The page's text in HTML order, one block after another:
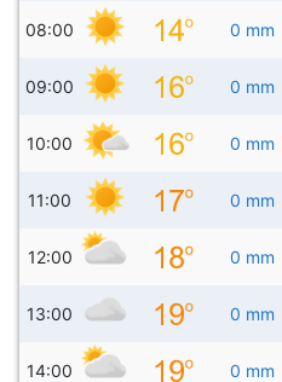
08:00 0 mm
09:00 0 mm
10:00 0 mm
11:00 0 mm
12:00 0 mm
13:00 0 mm
14:00 0 mm